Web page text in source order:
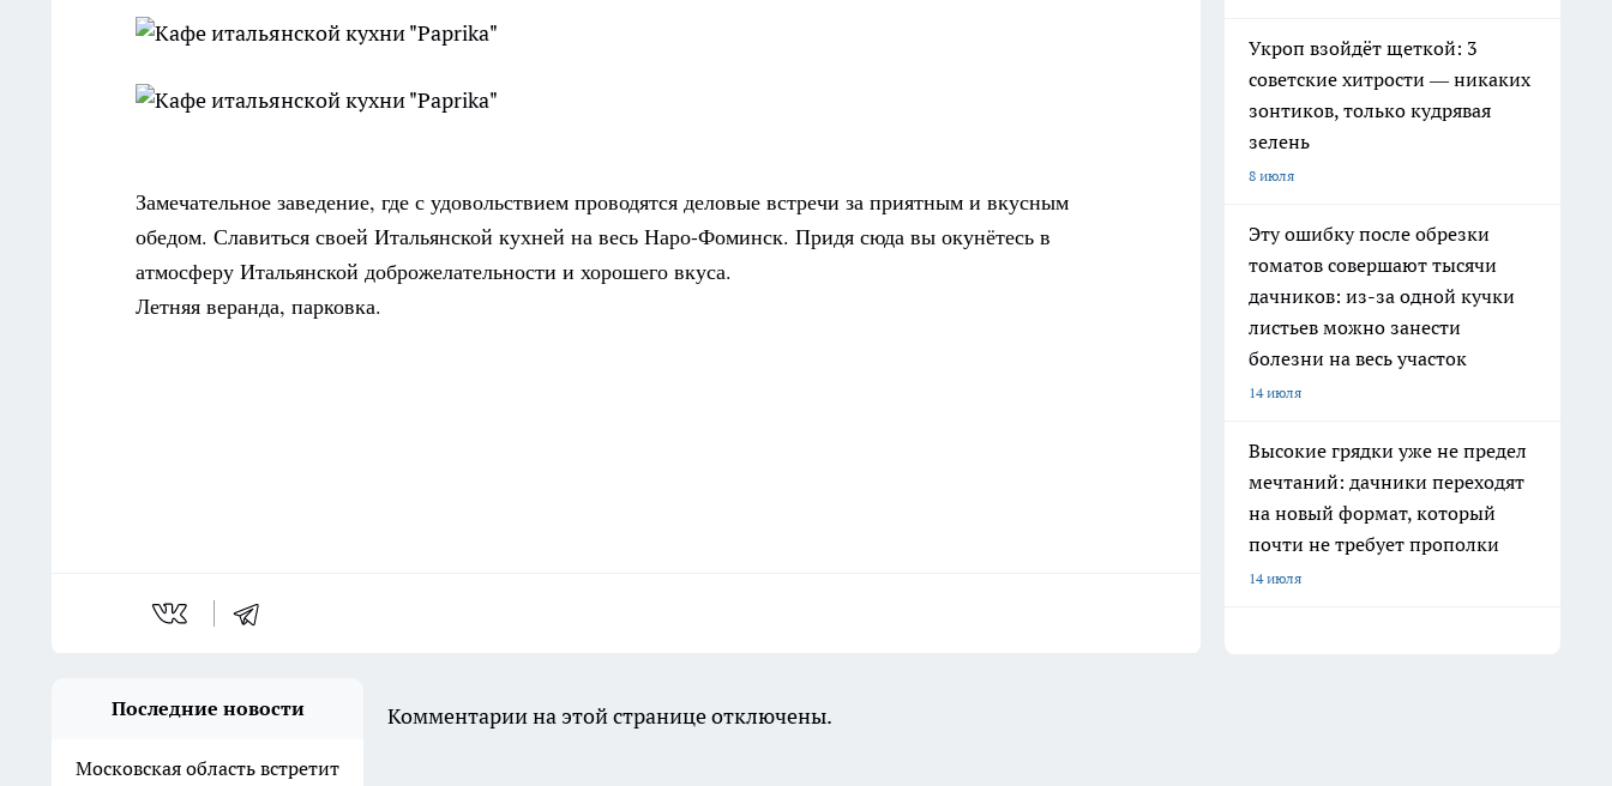
Замечательное заведение, где с удовольствием проводятся деловые встречи за приятным и вкусным
обедом. Славиться своей Итальянской кухней на весь Наро-Фоминск. Придя сюда вы окунётесь в
атмосферу Итальянской доброжелательности и хорошего вкуса.
Летняя веранда, парковка.
Укроп взойдёт щеткой: 3
советские хитрости — никаких
зонтиков, только кудрявая
зелень
8 июля
Эту ошибку после обрезки
томатов совершают тысячи
дачников: из-за одной кучки
листьев можно занести
болезни на весь участок
14 июля
Высокие грядки уже не предел
мечтаний: дачники переходят
на новый формат, который
почти не требует прополки
14 июля
Последние новости
Московская область встретит
Комментарии на этой странице отключены.